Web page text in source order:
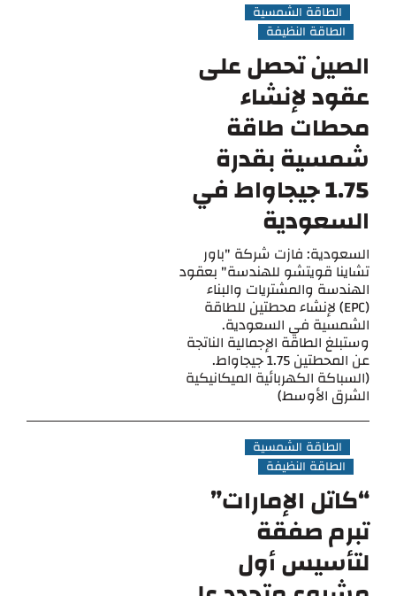
الطاقة الشمسية
الطاقة النظيفة
الصين تحصل على
عقود لإنشاء
محطات طاقة
شمسية بقدرة
1.75 جيجاواط في
السعودية
السعودية: فازت شركة "باور
تشاينا قويتشو للهندسة" بعقود
الهندسة والمشتريات والبناء
(EPC) لإنشاء محطتين للطاقة
الشمسية في السعودية.
وستبلغ الطاقة الإجمالية الناتجة
عن المحطتين 1.75 جيجاواط.
(السباكة الكهربائية الميكانيكية
الشرق الأوسط)
الطاقة الشمسية
الطاقة النظيفة
“كاتل الإمارات”
تبرم صفقة
لتأسيس أول